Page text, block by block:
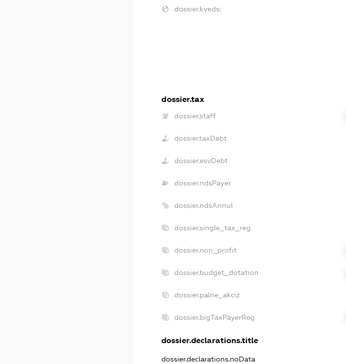
dossier.kveds:
dossier.tax
dossier.staff
dossier.taxDebt
dossier.esvDebt
dossier.ndsPayer
dossier.ndsAnnul
dossier.single_tax_reg
dossier.non_profit
dossier.budget_dotation
dossier.palne_akciz
dossier.bigTaxPayerReg
dossier.declarations.title
dossier.declarations.noData